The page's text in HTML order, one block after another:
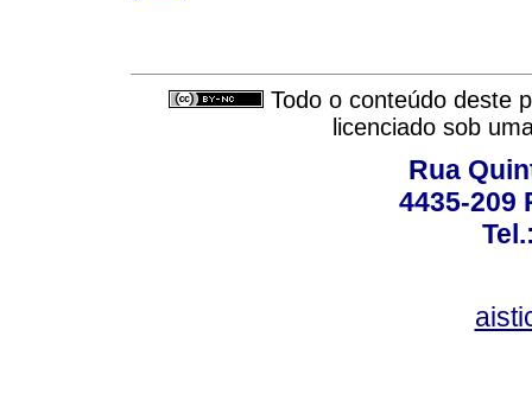
Todo o conteúdo deste
licenciado sob
Rua
4435-209